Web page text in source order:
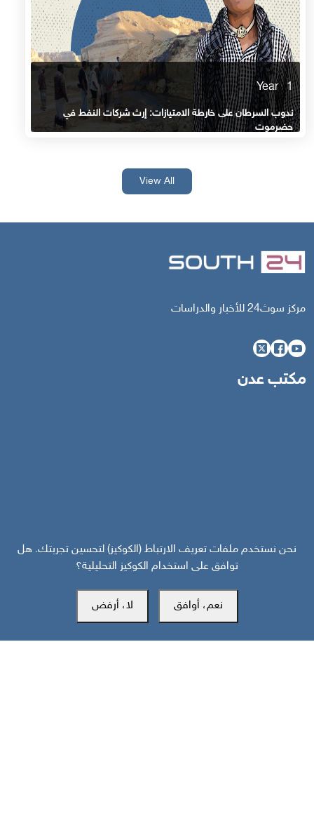
1 Year
ندوب السرطان على خارطة الامتيازات: إرث شركات النفط في
حضرموت
View All
مركز سوث24 للأخبار والدراسات
مكتب عدن
المكتب الرئيسي
نحن نستخدم ملفات تعريف الارتباط (الكوكيز) لتحسين تجربتك. هل
توافق على استخدام الكوكيز التحليلية؟
نعم، أوافق لا، أرفض